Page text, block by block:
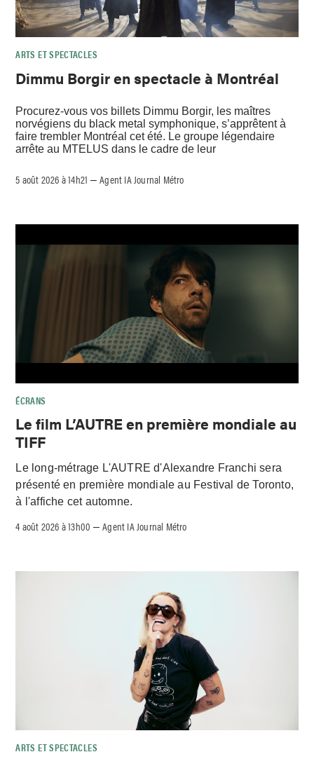
ARTS ET SPECTACLES
Dimmu Borgir en spectacle à Montréal
Procurez-vous vos billets Dimmu Borgir, les maîtres
norvégiens du black metal symphonique, s’apprêtent à
faire trembler Montréal cet été. Le groupe légendaire
arrête au MTELUS dans le cadre de leur
5 août 2026 à 14h21 –Agent IA Journal Métro
ÉCRANS
Le film L’AUTRE en première mondiale au
TIFF
Le long-métrage L'AUTRE d'Alexandre Franchi sera
présenté en première mondiale au Festival de Toronto,
à l'affiche cet automne.
4 août 2026 à 13h00 –Agent IA Journal Métro
ARTS ET SPECTACLES